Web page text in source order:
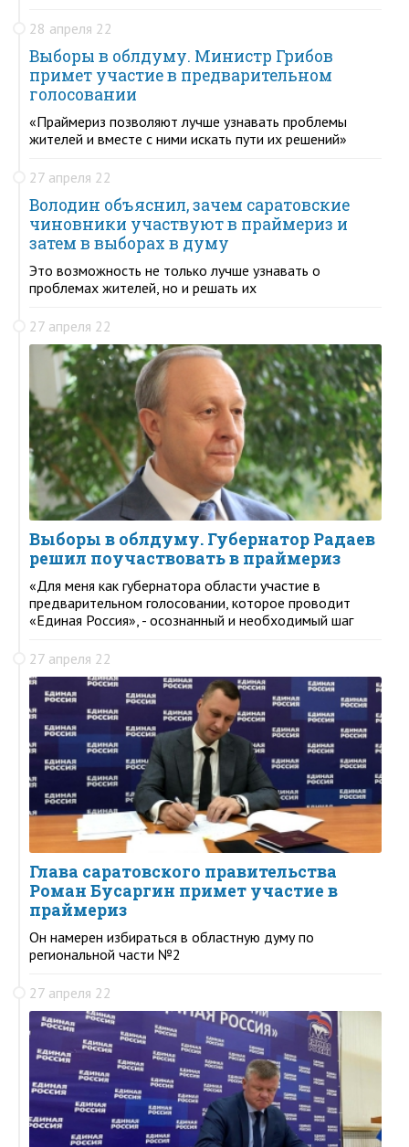
28 апреля 22
Выборы в облдуму. Министр Грибов
примет участие в предварительном
голосовании
«Праймериз позволяют лучше узнавать проблемы
жителей и вместе с ними искать пути их решений»
27 апреля 22
Володин объяснил, зачем саратовские
чиновники участвуют в праймериз и
затем в выборах в думу
Это возможность не только лучше узнавать о
проблемах жителей, но и решать их
27 апреля 22
Выборы в облдуму. Губернатор Радаев
решил поучаствовать в праймериз
«Для меня как губернатора области участие в
предварительном голосовании, которое проводит
«Единая Россия», - осознанный и необходимый шаг
27 апреля 22
Глава саратовского правительства
Роман Бусаргин примет участие в
праймериз
Он намерен избираться в областную думу по
региональной части №2
27 апреля 22